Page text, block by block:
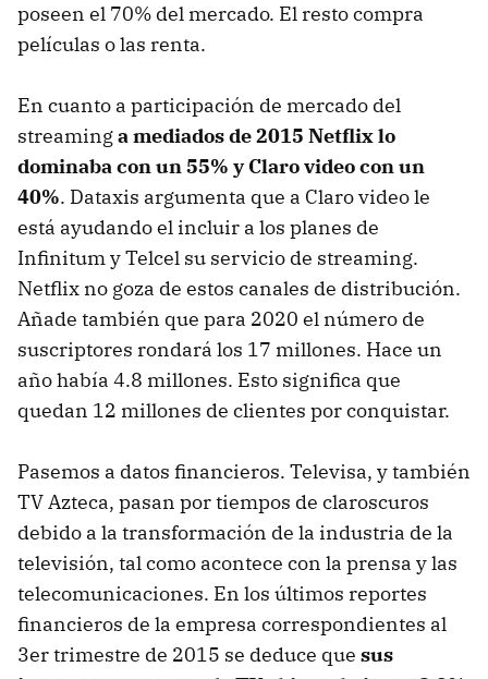
poseen el 70% del mercado. El resto compra
películas o las renta.
En cuanto a participación de mercado del
streaminga mediados de 2015 Netflix lo
dominaba con un 55% y Claro video con un
40%. Dataxis argumenta que a Claro video le
está ayudando el incluir a los planes de
Infinitum y Telcel su servicio de streaming.
Netflix no goza de estos canales de distribución.
Añade también que para 2020 el número de
suscriptores rondará los 17 millones. Hace un
año había 4.8 millones. Esto significa que
quedan 12 millones de clientes por conquistar.
Pasemos a datos financieros. Televisa, y también
TV Azteca, pasan por tiempos de claroscuros
debido a la transformación de la industria de la
televisión, tal como acontece con la prensa y las
telecomunicaciones. En los últimos reportes
financieros de la empresa correspondientes al
3er trimestre de 2015 se deduce que sus